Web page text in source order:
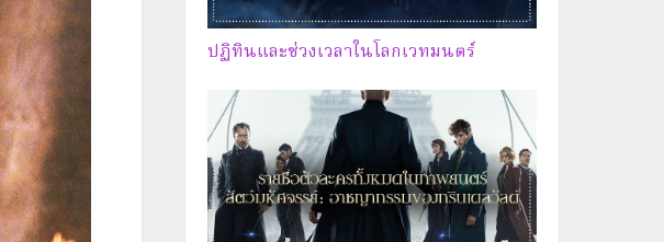
ปฏิทินและช่วงเวลาในโลกเวทมนตร์